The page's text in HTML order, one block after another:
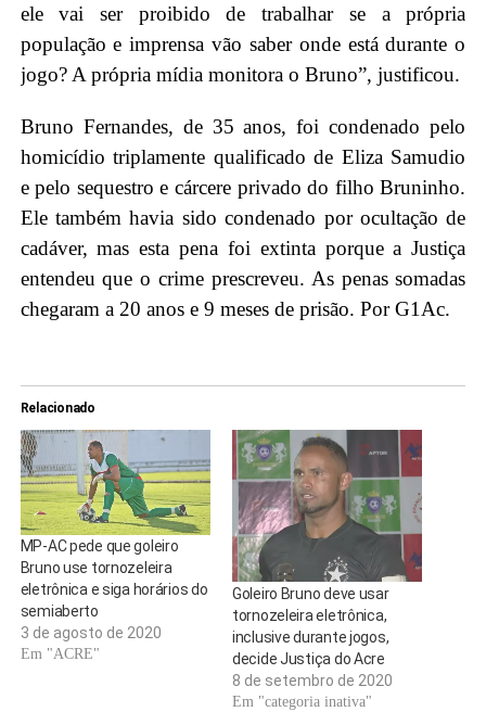
ele vai ser proibido de trabalhar se a própria
população e imprensa vão saber onde está durante o
jogo? A própria mídia monitora o Bruno”, justificou.
Bruno Fernandes, de 35 anos, foi condenado pelo
homicídio triplamente qualificado de Eliza Samudio
e pelo sequestro e cárcere privado do filho Bruninho.
Ele também havia sido condenado por ocultação de
cadáver, mas esta pena foi extinta porque a Justiça
entendeu que o crime prescreveu. As penas somadas
chegaram a 20 anos e 9 meses de prisão. Por G1Ac.
Relacionado
MP-AC pede que goleiro
Bruno use tornozeleira
eletrônica e siga horários do
semiaberto
3 de agosto de 2020
Em "ACRE"
Goleiro Bruno deve usar
tornozeleira eletrônica,
inclusive durante jogos,
decide Justiça do Acre
8 de setembro de 2020
Em "categoria inativa"